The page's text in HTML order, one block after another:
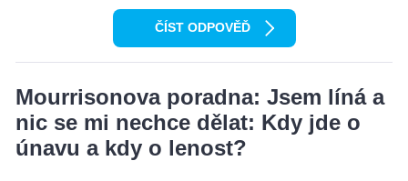
ČÍST ODPOVĚĎ
Mourrisonova poradna: Jsem líná a
nic se mi nechce dělat: Kdy jde o
únavu a kdy o lenost?